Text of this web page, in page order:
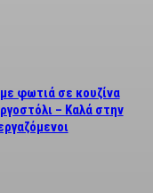
φωτιά σε κουζίνα
– Καλά στην